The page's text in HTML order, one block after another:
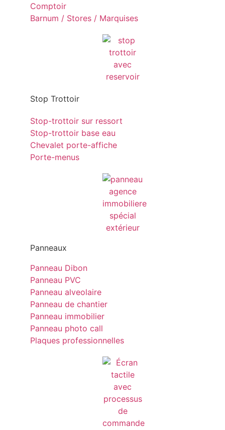
Comptoir
Barnum / Stores / Marquises
Stop Trottoir
Stop-trottoir sur ressort
Stop-trottoir base eau
Chevalet porte-affiche
Porte-menus
Panneaux
Panneau Dibon
Panneau PVC
Panneau alveolaire
Panneau de chantier
Panneau immobilier
Panneau photo call
Plaques professionnelles